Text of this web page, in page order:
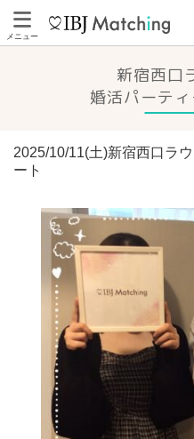
メニュー
新宿西口
婚活パーテ
2025/10/11(土)新宿西口ラ
ート